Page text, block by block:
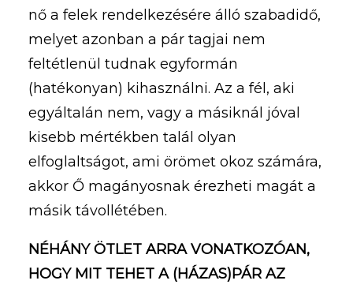
nő a felek rendelkezésére álló szabadidő,
melyet azonban a pár tagjai nem
feltétlenül tudnak egyformán
(hatékonyan) kihasználni. Az a fél, aki
egyáltalán nem, vagy a másiknál jóval
kisebb mértékben talál olyan
elfoglaltságot, ami örömet okoz számára,
akkor Ő magányosnak érezheti magát a
másik távollétében.
NÉHÁNY ÖTLET ARRA VONATKOZÓAN,
HOGY MIT TEHET A (HÁZAS)PÁR AZ